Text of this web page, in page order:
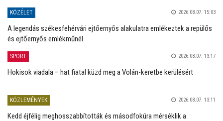
KÖZÉLET 2026.08.07. 15:03
A legendás székesfehérvári ejtőernyős alakulatra emlékeztek a repülős
és ejtőernyős emlékműnél
SPORT 2026.08.07. 13:17
Hokisok viadala – hat fiatal küzd meg a Volán-keretbe kerülésért
KÖZLEMÉNYEK 2026.08.07. 13:11
Kedd éjfélig meghosszabbították és másodfokúra mérséklik a